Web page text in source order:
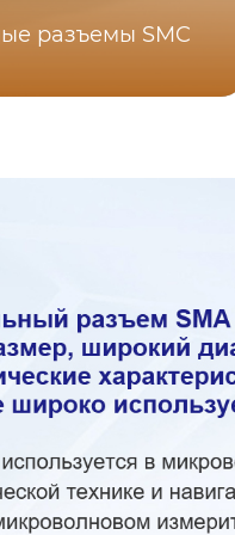
разъемы SMC